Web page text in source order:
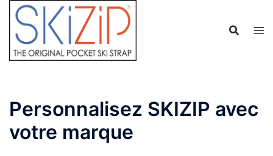
Skip
content
Personnalisez SKIZIP avec
votre marque